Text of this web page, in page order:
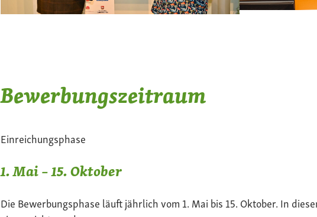
Bewerbungszeitraum
Einreichungsphase
1. Mai – 15. Oktober
Die Bewerbungsphase läuft jährlich vom 1. Mai bis 15. Oktober. In